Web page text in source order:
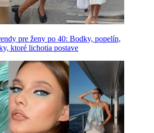
pre ženy po 40: Bodky, popelín,
ktoré lichotia postave